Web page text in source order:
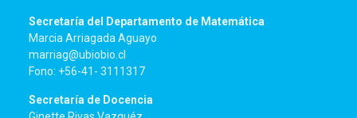
Secretaría del Departamento de Matemática
Marcia Arriagada Aguayo
marriag@ubiobio.cl
Fono: +56-41- 3111317
Secretaría de Docencia